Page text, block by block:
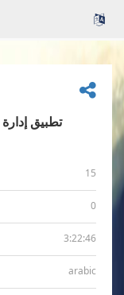
15
0
3:22:46
arabic